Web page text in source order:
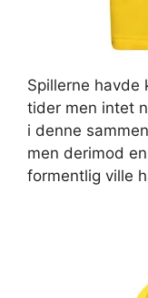
Spillerne havde
tider men intet
i denne
men derimod
formentlig ville